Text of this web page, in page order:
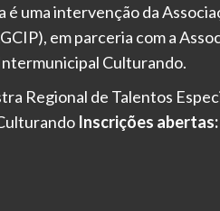
é uma intervenção da
em parceria com a
Culturando.
Regional de Talentos
Inscrições abertas: